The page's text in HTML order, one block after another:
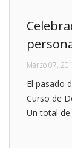
Marzo 07,
El pasado
Curso de
Un total